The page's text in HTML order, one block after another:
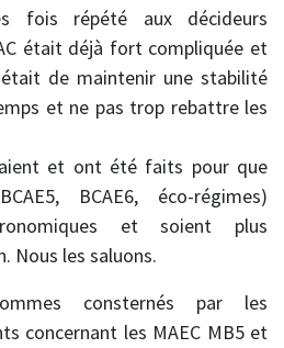
fois répété aux décideurs
était déjà fort compliquée et
de maintenir une stabilité
et ne pas trop rebattre les
et ont été faits pour que
BCAE6, éco-régimes)
et soient plus
Nous les saluons.
consternés par les
concernant les MAEC MB5 et